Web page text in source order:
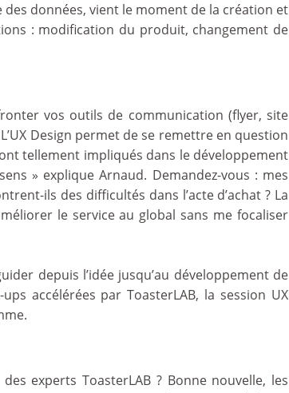
des données, vient le moment de la création et
: modification du produit, changement de
vos outils de communication (flyer, site
Design permet de se remettre en question
tellement impliqués dans le développement
» explique Arnaud. Demandez-vous : mes
ils des difficultés dans l’acte d’achat ? La
le service au global sans me focaliser
depuis l’idée jusqu’au développement de
accélérées par ToasterLAB, la session UX
experts ToasterLAB ? Bonne nouvelle, les